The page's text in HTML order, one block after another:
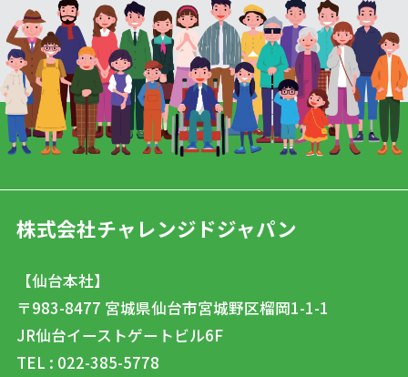
株式会社チャレンジドジャパン
【仙台本社】
〒983-8477 宮城県仙台市宮城野区榴岡1-1-1
JR仙台イーストゲートビル6F
TEL : 022-385-5778